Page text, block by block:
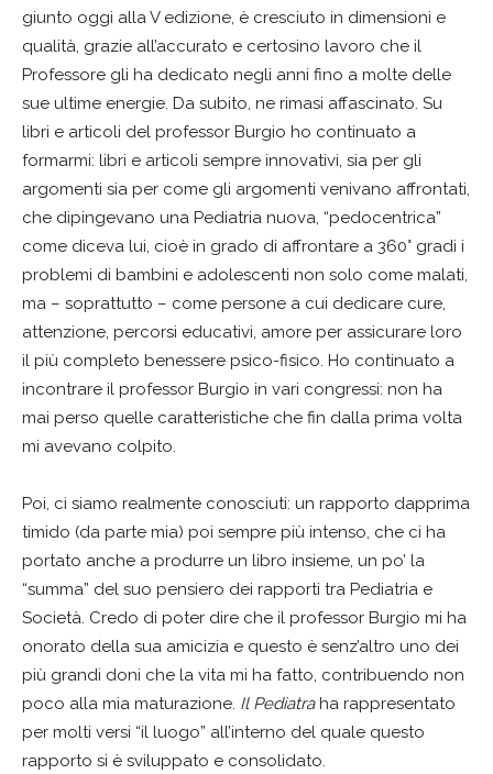
giunto oggi alla V edizione, è cresciuto in dimensioni e
qualità, grazie all’accurato e certosino lavoro che il
Professore gli ha dedicato negli anni fino a molte delle
sue ultime energie. Da subito, ne rimasi affascinato. Su
libri e articoli del professor Burgio ho continuato a
formarmi: libri e articoli sempre innovativi, sia per gli
argomenti sia per come gli argomenti venivano affrontati,
che dipingevano una Pediatria nuova, “pedocentrica”
come diceva lui, cioè in grado di affrontare a 360° gradi i
problemi di bambini e adolescenti non solo come malati,
ma – soprattutto – come persone a cui dedicare cure,
attenzione, percorsi educativi, amore per assicurare loro
il più completo benessere psico-fisico. Ho continuato a
incontrare il professor Burgio in vari congressi: non ha
mai perso quelle caratteristiche che fin dalla prima volta
mi avevano colpito.
Poi, ci siamo realmente conosciuti: un rapporto dapprima
timido (da parte mia) poi sempre più intenso, che ci ha
portato anche a produrre un libro insieme, un po’ la
“summa” del suo pensiero dei rapporti tra Pediatria e
Società. Credo di poter dire che il professor Burgio mi ha
onorato della sua amicizia e questo è senz’altro uno dei
più grandi doni che la vita mi ha fatto, contribuendo non
poco alla mia maturazione. Il Pediatraha rappresentato
per molti versi “il luogo” all’interno del quale questo
rapporto si è sviluppato e consolidato.